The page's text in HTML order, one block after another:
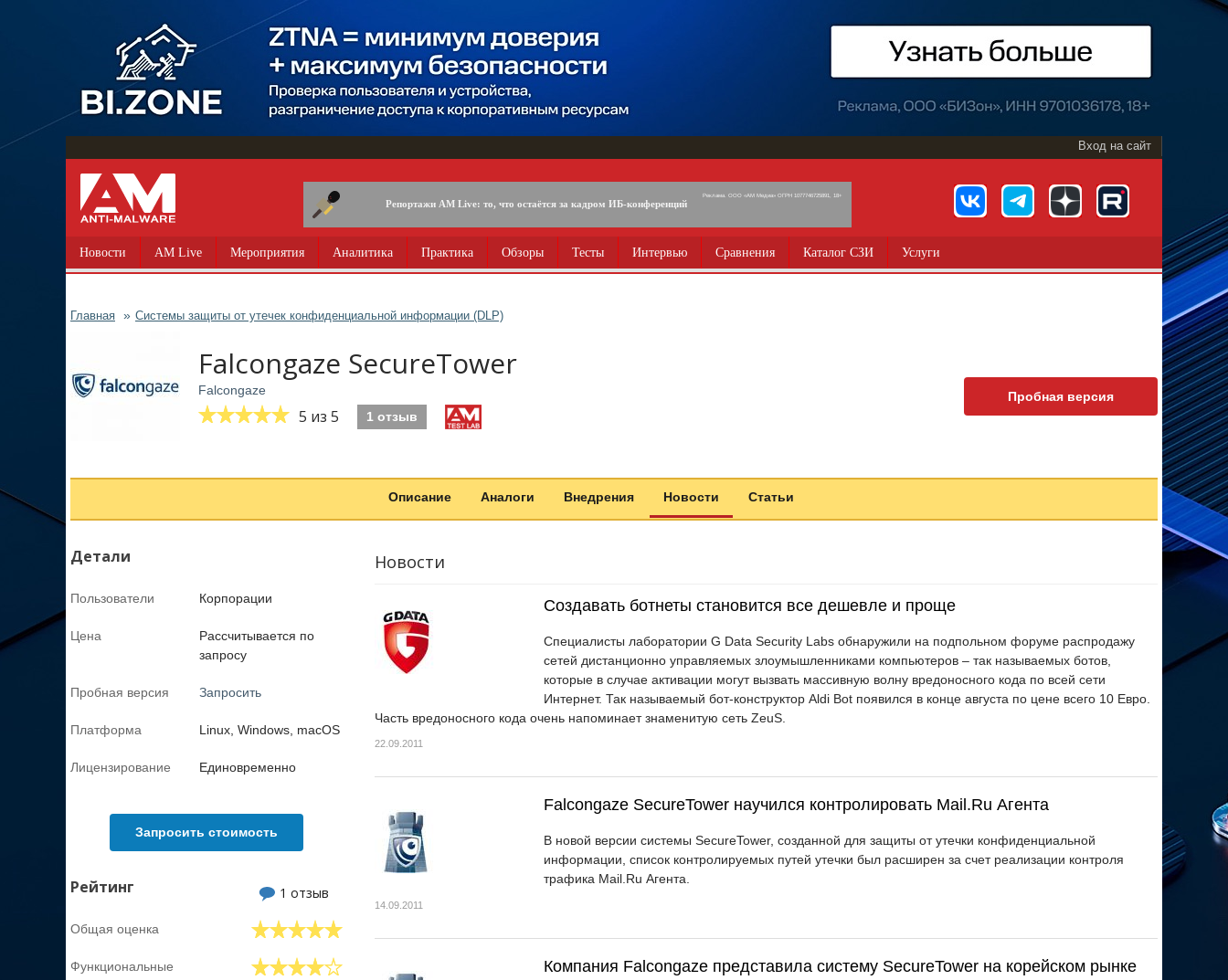
Вход на сайт
Репортажи AM Live: то, что остаётся за кадром ИБ-конференций
Реклама. ООО «АМ Медиа» ОГРН 1077746725891, 18+
Новости AM Live Мероприятия Аналитика Практика Обзоры Тесты Интервью Сравнения Каталог СЗИ Услуги
Главная Системы защиты от утечек конфиденциальной информации (DLP)
Falcongaze SecureTower
Falcongaze
5 из 5 1 отзыв
Пробная версия
Описание Аналоги Внедрения Новости Статьи
Детали
Пользователи Корпорации
Цена
Рассчитывается по
запросу
Пробная версия Запросить
Платформа Linux, Windows, macOS
Лицензирование Единовременно
Запросить стоимость
Рейтинг 1 отзыв
Общая оценка
Функциональные
Новости
Создавать ботнеты становится все дешевле и проще
Специалисты лаборатории G Data Security Labs обнаружили на подпольном форуме распродажу
сетей дистанционно управляемых злоумышленниками компьютеров – так называемых ботов,
которые в случае активации могут вызвать массивную волну вредоносного кода по всей сети
Интернет. Так называемый бот-конструктор Aldi Bot появился в конце августа по цене всего 10 Евро.
Часть вредоносного кода очень напоминает знаменитую сеть ZeuS.
22.09.2011
Falcongaze SecureTower научился контролировать Mail.Ru Агента
В новой версии системы SecureTower, созданной для защиты от утечки конфиденциальной
информации, список контролируемых путей утечки был расширен за счет реализации контроля
трафика Mail.Ru Агента.
14.09.2011
Компания Falcongaze представила систему SecureTower на корейском рынке